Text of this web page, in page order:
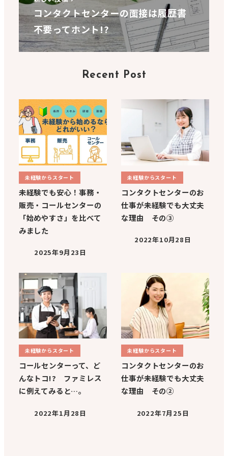
コンタクトセンターの面接は履歴書
不要ってホント!?
Recent Post
未経験からスタート
未経験でも安心！事務・
販売・コールセンターの
「始めやすさ」を比べて
みました
2025年9月23日
未経験からスタート
コンタクトセンターのお
仕事が未経験でも大丈夫
な理由 その③
2022年10月28日
未経験からスタート
コールセンターって、ど
んなトコ!? ファミレス
に例えてみると…。
2022年1月28日
未経験からスタート
コンタクトセンターのお
仕事が未経験でも大丈夫
な理由 その②
2022年7月25日